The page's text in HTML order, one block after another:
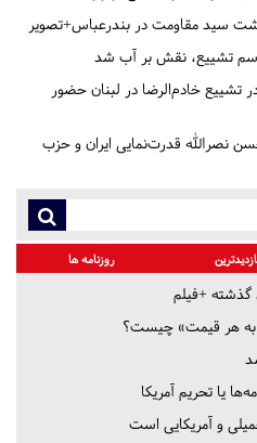
سید مقاومت در بندرعباس+تصویر
تشییع، نقش بر آب شد
تشییع خادم‌الرضا در لبنان حضور
حسن نصرالله قدرت‌نمایی ایران و حزب
روزنامه ها
به هر قیمت» چیست؟
یا تحریم‌ آمریکا
و آمریکایی است